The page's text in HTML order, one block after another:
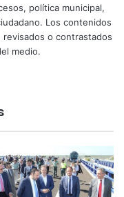
política municipal,
Los contenidos
o contrastados
medio.